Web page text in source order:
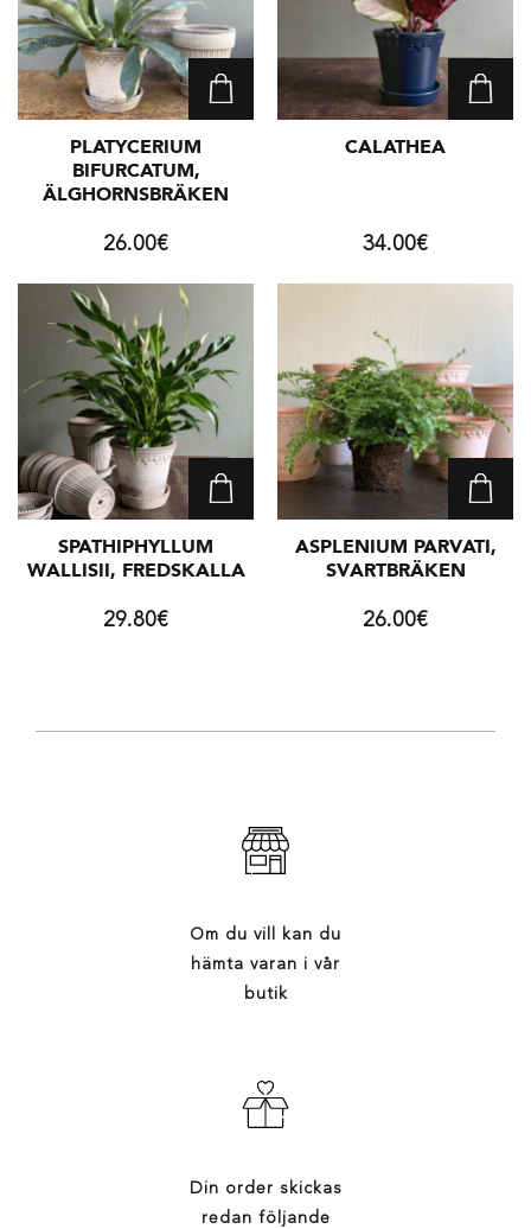
PLATYCERIUM
BIFURCATUM,
ÄLGHORNSBRÄKEN
26.00€
CALATHEA
34.00€
SPATHIPHYLLUM
WALLISII, FREDSKALLA
29.80€
ASPLENIUM PARVATI,
SVARTBRÄKEN
26.00€
Om du vill kan du
hämta varan i vår
butik
Din order skickas
redan följande